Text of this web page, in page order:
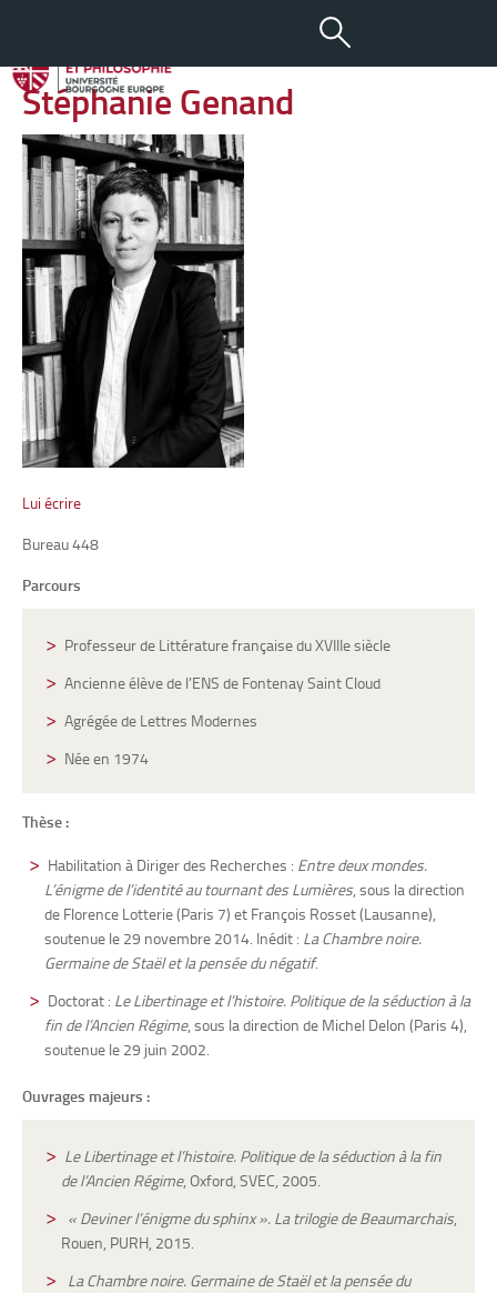
aA - +
15 AOÛT 2019
Stéphanie Genand
Lui écrire
Bureau 448
Parcours
Professeur de Littérature française du XVIIIe siècle
Ancienne élève de l’ENS de Fontenay Saint Cloud
Agrégée de Lettres Modernes
Née en 1974
Thèse :
Habilitation à Diriger des Recherches : Entre deux mondes.
L’énigme de l’identité au tournant des Lumières, sous la direction
de Florence Lotterie (Paris 7) et François Rosset (Lausanne),
soutenue le 29 novembre 2014. Inédit : La Chambre noire.
Germaine de Staël et la pensée du négatif.
Doctorat : Le Libertinage et l’histoire. Politique de la séduction à la
fin de l’Ancien Régime, sous la direction de Michel Delon (Paris 4),
soutenue le 29 juin 2002.
Ouvrages majeurs :
Le Libertinage et l’histoire. Politique de la séduction à la fin
de l’Ancien Régime, Oxford, SVEC, 2005.
« Deviner l’énigme du sphinx ». La trilogie de Beaumarchais,
Rouen, PURH, 2015.
La Chambre noire. Germaine de Staël et la pensée du